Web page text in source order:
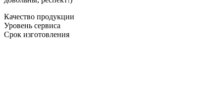
Качество продукции
Уровень сервиса
Срок изготовления